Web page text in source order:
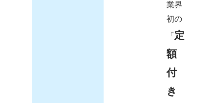
業界
初の
「 定
額
付
き